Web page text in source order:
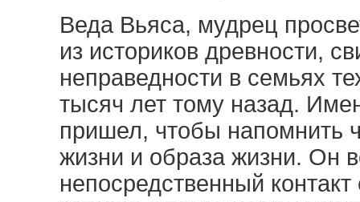
Веда Вьяса, мудрец
из историков древности,
неправедности в семьях
тысяч лет тому назад.
пришел, чтобы напомнить
жизни и образа жизни. Он
непосредственный